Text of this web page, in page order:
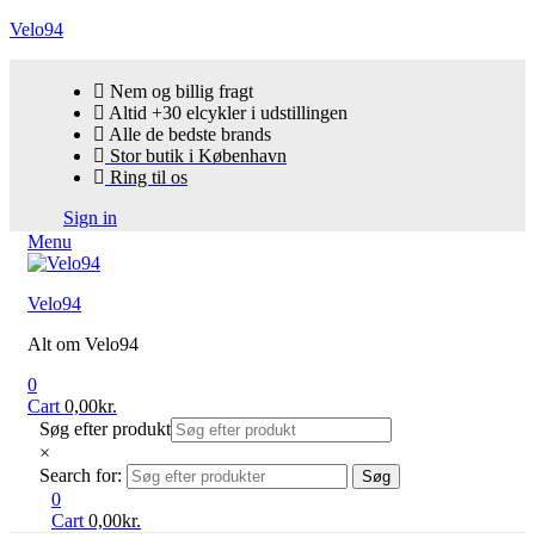
Velo94
Nem og billig fragt
Altid +30 elcykler i udstillingen
Alle de bedste brands
Stor butik i København
Ring til os
Sign in
Menu
Velo94
Alt om Velo94
0
Cart 0,00kr.
Søg efter produkt
×
Search for:
Søg
0
Cart 0,00kr.